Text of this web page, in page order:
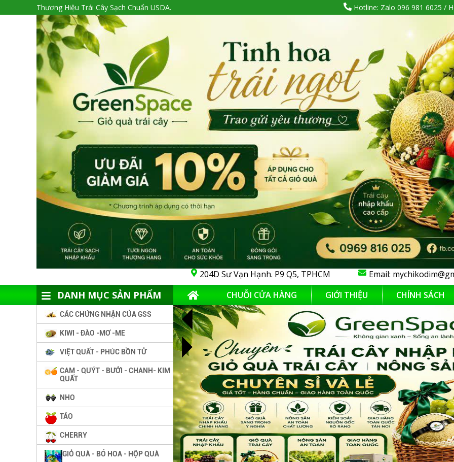
Thương Hiệu Trái Cây Sạch Chuẩn USDA. Hotline: Zalo 096 981 6025 /
204D Sư Vạn Hạnh. P9 Q5, TPHCM Email:
DANH MỤC SẢN PHẨM
CÁC CHỨNG NHẬN CỦA GSS
KIWI - ĐÀO -MƠ -ME
VIỆT QUẤT - PHÚC BỒN TỬ
CAM - QUÝT - BƯỞI - CHANH- KIM
QUẤT
NHO
TÁO
CHERRY
GIỎ QUÀ - BÓ HOA - HỘP QUÀ
CHUỖI CỬA HÀNG GIỚI THIỆU CHÍNH SÁCH